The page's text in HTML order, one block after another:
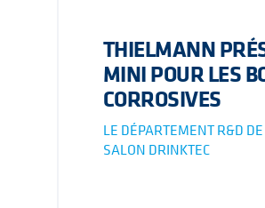
THIELMANN
MINI POUR LES
CORROSIVES
LE DÉPARTEMENT R&D
SALON DRINKTEC